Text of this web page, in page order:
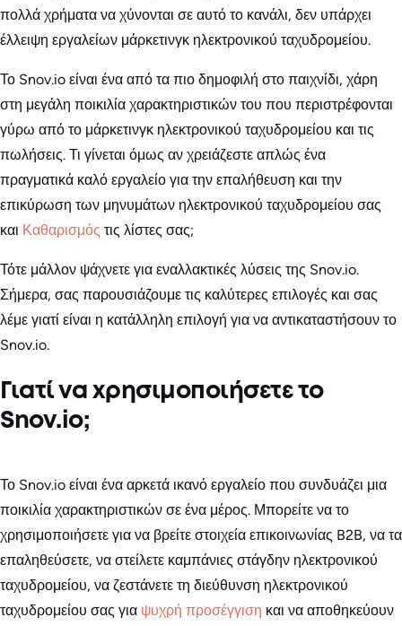
πολλά χρήματα να χύνονται σε αυτό το κανάλι, δεν υπάρχει
έλλειψη εργαλείων μάρκετινγκ ηλεκτρονικού ταχυδρομείου.
Το Snov.io είναι ένα από τα πιο δημοφιλή στο παιχνίδι, χάρη
στη μεγάλη ποικιλία χαρακτηριστικών του που περιστρέφονται
γύρω από το μάρκετινγκ ηλεκτρονικού ταχυδρομείου και τις
πωλήσεις. Τι γίνεται όμως αν χρειάζεστε απλώς ένα
πραγματικά καλό εργαλείο για την επαλήθευση και την
επικύρωση των μηνυμάτων ηλεκτρονικού ταχυδρομείου σας
και Καθαρισμός τις λίστες σας;
Τότε μάλλον ψάχνετε για εναλλακτικές λύσεις της Snov.io.
Σήμερα, σας παρουσιάζουμε τις καλύτερες επιλογές και σας
λέμε γιατί είναι η κατάλληλη επιλογή για να αντικαταστήσουν το
Snov.io.
Γιατί να χρησιμοποιήσετε το
Snov.io;
Το Snov.io είναι ένα αρκετά ικανό εργαλείο που συνδυάζει μια
ποικιλία χαρακτηριστικών σε ένα μέρος. Μπορείτε να το
χρησιμοποιήσετε για να βρείτε στοιχεία επικοινωνίας B2B, να τα
επαληθεύσετε, να στείλετε καμπάνιες στάγδην ηλεκτρονικού
ταχυδρομείου, να ζεστάνετε τη διεύθυνση ηλεκτρονικού
ταχυδρομείου σας για ψυχρή προσέγγιση και να αποθηκεύουν